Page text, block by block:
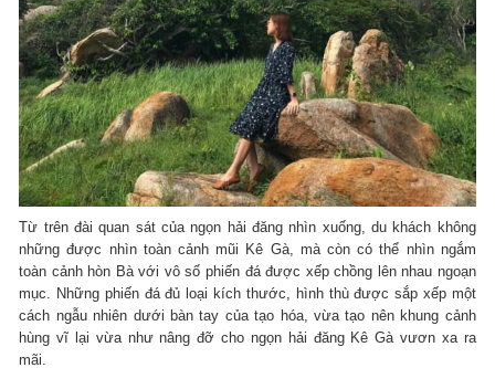
Từ trên đài quan sát của ngọn hải đăng nhìn xuống, du khách không
những được nhìn toàn cảnh mũi Kê Gà, mà còn có thể nhìn ngắm
toàn cảnh hòn Bà với vô số phiến đá được xếp chồng lên nhau ngoạn
mục. Những phiến đá đủ loại kích thước, hình thù được sắp xếp một
cách ngẫu nhiên dưới bàn tay của tạo hóa, vừa tạo nên khung cảnh
hùng vĩ lại vừa như nâng đỡ cho ngọn hải đăng Kê Gà vươn xa ra
mãi.